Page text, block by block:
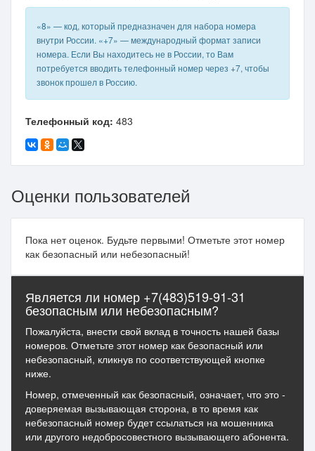
«8» — код, который предназначен для набора номера
внутри России. «+7» — международный формат записи
номера. Если Вы находитесь не в России, то Вам
потребуется вводить телефонный номер через +7, чтобы
звонок прошел в Россию.
Телефонный код: 483
Оценки пользователей
Пока нет оценок. Будьте первыми! Отметьте этот номер
как безопасный или небезопасный!
Является ли номер +7(483)519-91-31
безопасным или небезопасным?
Пожалуйста, внести свой вклад в точность нашей базы
номеров. Отметьте этот номер как безопасный или
небезопасный, кликнув по соответствующей кнопке
ниже.
Номер, отмеченный как безопасный, означает, что это -
доверяемая вызывающая сторона, в то время как
небезопасный номер будет ссылаться на мошенника
или другого недобросовестного вызывающего абонента.